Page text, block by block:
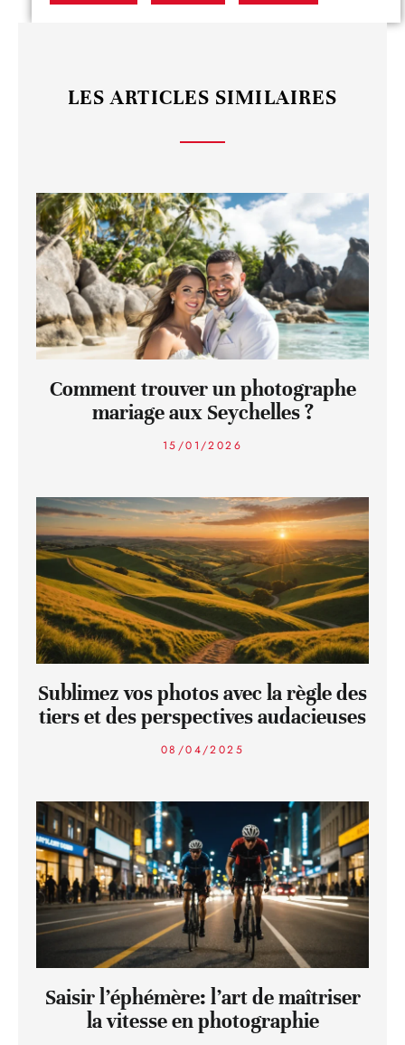
LES ARTICLES SIMILAIRES
Comment trouver un photographe
mariage aux Seychelles ?
15/01/2026
Sublimez vos photos avec la règle des
tiers et des perspectives audacieuses
08/04/2025
Saisir l’éphémère: l’art de maîtriser
la vitesse en photographie